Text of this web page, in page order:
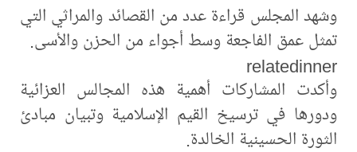
وشهد المجلس قراءة عدد من القصائد والمراثي التي
تمثل عمق الفاجعة وسط أجواء من الحزن والأسى.
relatedinner
وأكدت المشاركات أهمية هذه المجالس العزائية
ودورها في ترسيخ القيم الإسلامية وتبيان مبادئ
الثورة الحسينية الخالدة.